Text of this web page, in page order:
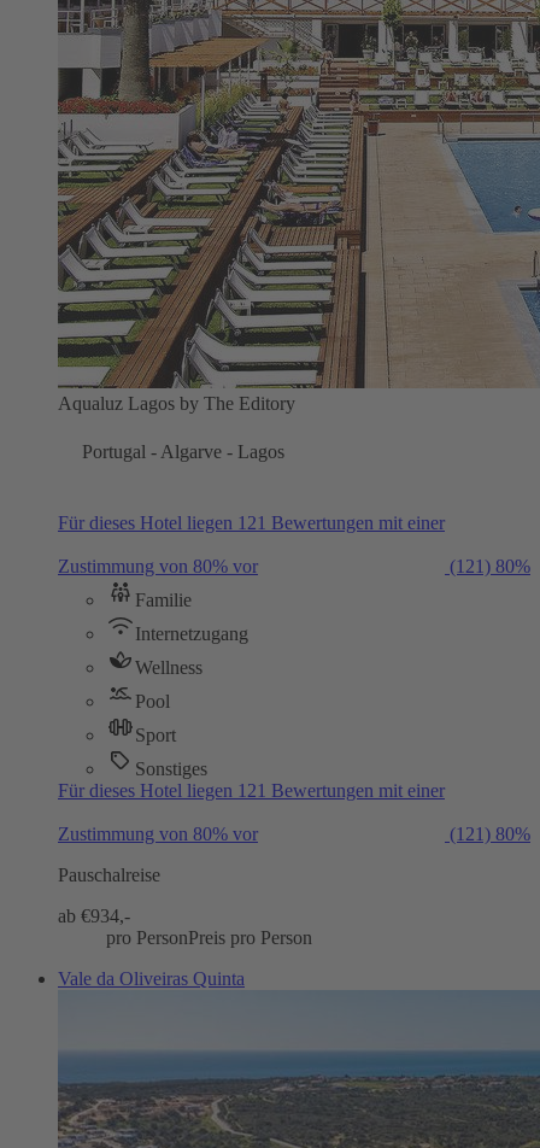
Aqualuz Lagos by The Editory
Portugal - Algarve - Lagos
Für dieses Hotel liegen 121 Bewertungen mit einer
Zustimmung von 80% vor (121) 80%
Familie
Internetzugang
Wellness
Pool
Sport
Sonstiges
Für dieses Hotel liegen 121 Bewertungen mit einer
Zustimmung von 80% vor (121) 80%
Pauschalreise
ab €934,-
pro PersonPreis pro Person
Vale da Oliveiras Quinta